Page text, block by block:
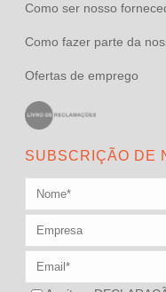
Como ser nosso
Como fazer parte da
Ofertas de emprego
SUBSCRIÇÃO DE